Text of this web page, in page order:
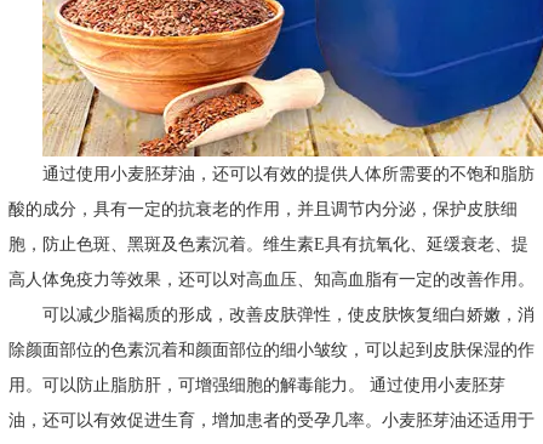
通过使用小麦胚芽油，还可以有效的提供人体所需要的不饱和脂肪
酸的成分，具有一定的抗衰老的作用，并且调节内分泌，保护皮肤细
胞，防止色斑、黑斑及色素沉着。维生素E具有抗氧化、延缓衰老、提
高人体免疫力等效果，还可以对高血压、知高血脂有一定的改善作用。
可以减少脂褐质的形成，改善皮肤弹性，使皮肤恢复细白娇嫩，消
除颜面部位的色素沉着和颜面部位的细小皱纹，可以起到皮肤保湿的作
用。可以防止脂肪肝，可增强细胞的解毒能力。 通过使用小麦胚芽
油，还可以有效促进生育，增加患者的受孕几率。小麦胚芽油还适用于